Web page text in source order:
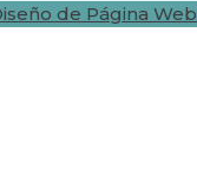
de Página Web